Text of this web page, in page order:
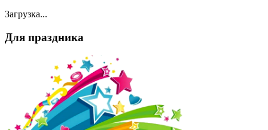
Загрузка...
Для праздника